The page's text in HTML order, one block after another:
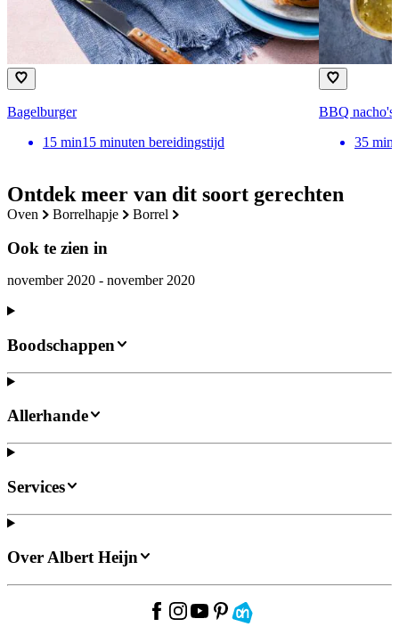
Ontdek meer van dit soort gerechten
oven borrelhapje borrel
Ook te zien in
november 2020 - november 2020
Bagelburger
15 min15 minuten bereidingstijd
BBQ nacho's
35 min
Boodschappen
Allerhande
Services
Over Albert Heijn